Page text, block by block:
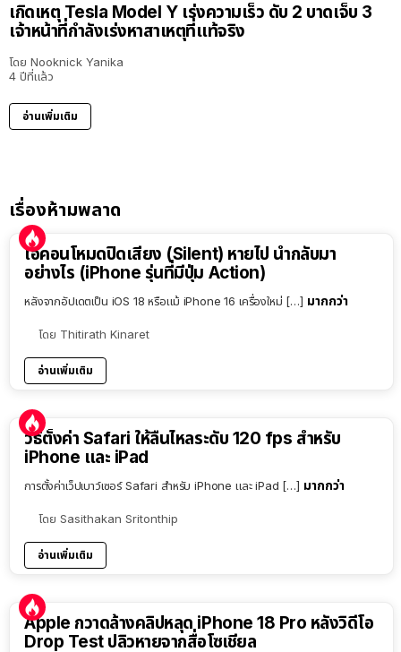
เกิดเหตุ Tesla Model Y เร่งความเร็ว ดับ 2 บาดเจ็บ 3
เจ้าหน้าที่กำลังเร่งหาสาเหตุที่แท้จริง
โดย Nooknick Yanika
4 ปีที่แล้ว
อ่านเพิ่มเติม
เรื่องห้ามพลาด
ไอคอนโหมดปิดเสียง (Silent) หายไป นำกลับมา
อย่างไร (iPhone รุ่นที่มีปุ่ม Action)
หลังจากอัปเดตเป็น iOS 18 หรือแม้ iPhone 16 เครื่องใหม่ […] มากกว่า
โดย Thitirath Kinaret
อ่านเพิ่มเติม
วิธีตั้งค่า Safari ให้ลื่นไหลระดับ 120 fps สำหรับ
iPhone และ iPad
การตั้งค่าเว็ปเบาว์เซอร์ Safari สำหรับ iPhone และ iPad […] มากกว่า
โดย Sasithakan Sritonthip
อ่านเพิ่มเติม
Apple กวาดล้างคลิปหลุด iPhone 18 Pro หลังวิดีโอ
Drop Test ปลิวหายจากสื่อโซเชียล